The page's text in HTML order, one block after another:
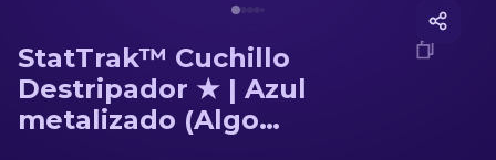
Fusiles de Francotirador
Cuchillos
StatTrak™ Cuchillo
Destripador ★ | Azul
metalizado (Algo